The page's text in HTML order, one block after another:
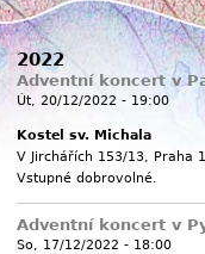
2022
Adventní koncert v
Út, 20/12/2022 - 19:00
Kostel sv. Michala
V Jirchářích 153/13, Praha 1
Vstupné dobrovolné.
Adventní koncert v
So, 17/12/2022 - 18:00
O sboru Koncerty